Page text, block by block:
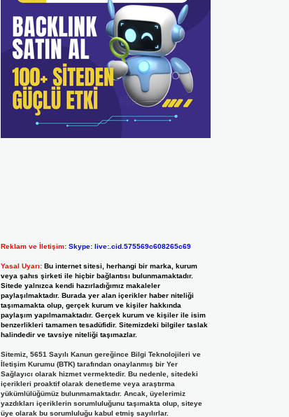
Reklam ve İletişim: Skype: live:.cid.575569c608265c69
Yasal Uyarı: Bu internet sitesi, herhangi bir marka, kurum
veya şahıs şirketi ile hiçbir bağlantısı bulunmamaktadır.
Sitede yalnızca kendi hazırladığımız makaleler
paylaşılmaktadır. Burada yer alan içerikler haber niteliği
taşımamakta olup, gerçek kurum ve kişiler hakkında
paylaşım yapılmamaktadır. Gerçek kurum ve kişiler ile isim
benzerlikleri tamamen tesadüfidir. Sitemizdeki bilgiler taslak
halindedir ve tavsiye niteliği taşımazlar.
Sitemiz, 5651 Sayılı Kanun gereğince Bilgi Teknolojileri ve
İletişim Kurumu (BTK) tarafından onaylanmış bir Yer
Sağlayıcı olarak hizmet vermektedir. Bu nedenle, sitedeki
içerikleri proaktif olarak denetleme veya araştırma
yükümlülüğümüz bulunmamaktadır. Ancak, üyelerimiz
yazdıkları içeriklerin sorumluluğunu taşımakta olup, siteye
üye olarak bu sorumluluğu kabul etmiş sayılırlar.